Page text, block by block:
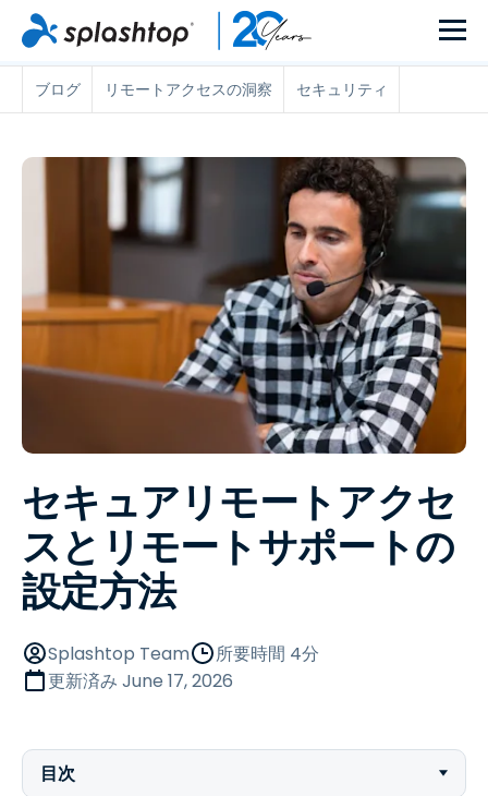
ブログ リモートアクセスの洞察 セキュリティ
セキュアリモートアクセ
スとリモートサポートの
設定方法
Splashtop Team
所要時間 4分
更新済み June 17, 2026
目次